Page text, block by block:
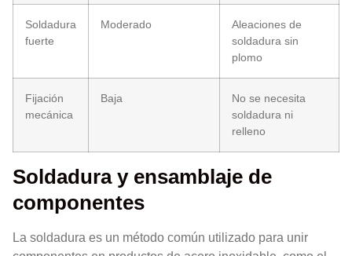
Soldadura
fuerte
Moderado
Aleaciones de
soldadura sin
plomo
Fijación
mecánica
Baja
No se necesita
soldadura ni
relleno
Soldadura y ensamblaje de
componentes
La soldadura es un método común utilizado para unir